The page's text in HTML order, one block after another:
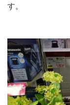
す。